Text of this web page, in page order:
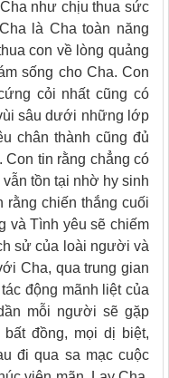
như chịu thua sức
là Cha toàn năng
con về lòng quảng
sống cho Cha. Con
cỏi nhất cũng có
sâu dưới những lớp
chân thành cũng đủ
Con tin rằng chẳng có
tồn tại nhờ hy sinh
rằng chiến thắng cuối
và Tình yêu sẽ chiếm
sử của loài người và
Cha, qua trung gian
động mãnh liệt của
mỗi người sẽ gặp
đồng, mọi dị biệt,
đi qua sa mạc cuộc